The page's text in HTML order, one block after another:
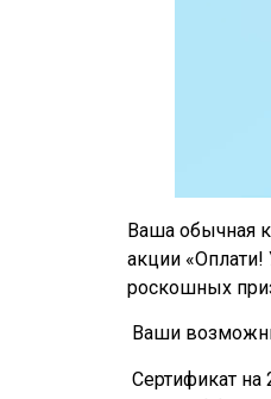
Ваша обычная
акции
роскошных
Ваши
Сертификат